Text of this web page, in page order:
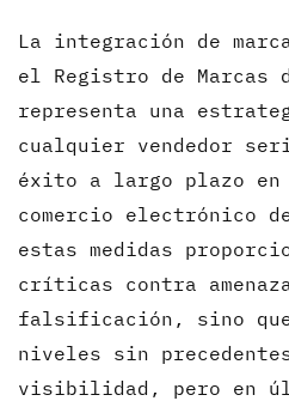
La integración de
el Registro de Marcas
representa una
cualquier vendedor
éxito a largo plazo
comercio electrónico
estas medidas
críticas contra
falsificación, sino que
niveles sin
visibilidad, pero en